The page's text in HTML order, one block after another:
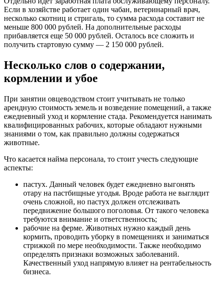
Если в хозяйстве работает один чабан, ветеринарный врач,
несколько скотниц и стригаль, то сумма расхода составит не
меньше 800 000 рублей. На дополнительные расходы
прибавляется еще 50 000 рублей. Осталось все сложить и
получить стартовую сумму — 2 150 000 рублей.
Несколько слов о содержании,
кормлении и убое
При занятии овцеводством стоит учитывать не только
арендную стоимость земель и возведение помещений, а также
ежедневный уход и кормление стада. Рекомендуется нанимать
квалифицированных рабочих, которые обладают нужными
знаниями о том, как правильно должны содержаться
животные.
Что касается найма персонала, то стоит учесть следующие
аспекты:
пастух. Данный человек будет ежедневно выгонять
отару на пастбищные угодья. Вроде работа не выглядит
очень сложной, но пастух должен отслеживать
передвижение большого поголовья. От такого человека
требуются внимание и ответственность;
рабочие на ферме. Животных нужно каждый день
кормить, проводить уборку в помещениях и заниматься
стрижкой по мере необходимости. Также необходимо
определять признаки возможных заболеваний.
Качественный уход напрямую влияет на рентабельность
бизнеса.